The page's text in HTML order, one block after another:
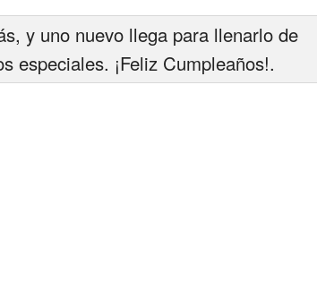
y uno nuevo llega para llenarlo de
especiales. ¡Feliz Cumpleaños!.